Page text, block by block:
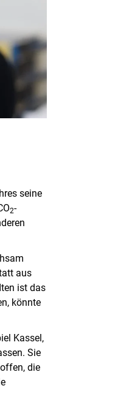
seine
2-
aus
ist das
könnte
Kassel,
Sie
die